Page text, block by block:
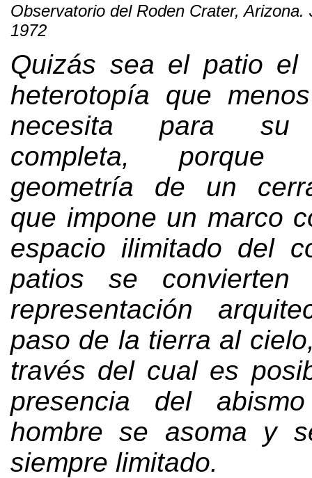
Observatorio del Roden Crater,Arizona.
1972
Quizás sea el patio el
heterotopía que
necesita para su
completa, porque
geometría de un
que impone un marco
espacio ilimitado del
patios se
representación
paso de la tierra al cielo
través del cual es
presencia del
hombre se asoma y
siempre limitado.